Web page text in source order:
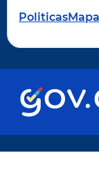
Politicas